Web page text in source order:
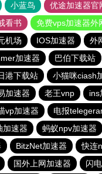
小蓝鸟 优途加速器官
看书
免费vps加速器外
机场 IOS加速器
外
加速器 巴伯下载站
港下载站
小猫咪ciash
加速器 老王vnp
ins
vp加速器
电报
加速器
蚂蚁npv加速器
BitzNet加速器
快连
国外上网加速器
闪